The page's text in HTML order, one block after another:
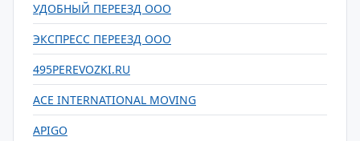
УДОБНЫЙ ПЕРЕЕЗД ООО
ЭКСПРЕСС ПЕРЕЕЗД ООО
495PEREVOZKI.RU
ACE INTERNATIONAL MOVING
APIGO